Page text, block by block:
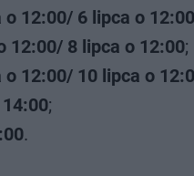
o 12:00/ 6 lipca o 12:00
12:00/ 8 lipca o 12:00;
o 12:00/ 10 lipca o
;
.